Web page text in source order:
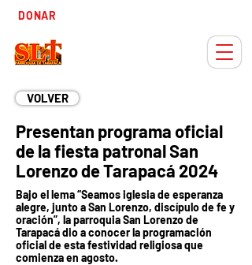
DONAR
VOLVER
Presentan programa oficial
de la fiesta patronal San
Lorenzo de Tarapacá 2024
Bajo el lema “Seamos iglesia de esperanza
alegre, junto a San Lorenzo, discípulo de fe y
oración”, la parroquia San Lorenzo de
Tarapacá dio a conocer la programación
oficial de esta festividad religiosa que
comienza en agosto.